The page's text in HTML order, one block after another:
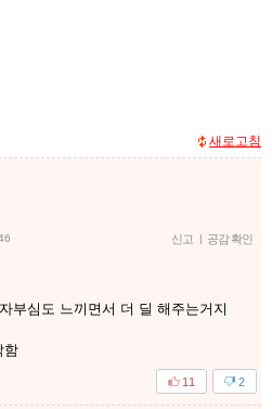
새로고침
신고 | 공감 확인
부심도 느끼면서 더 딜 해주는거지
함
2
11